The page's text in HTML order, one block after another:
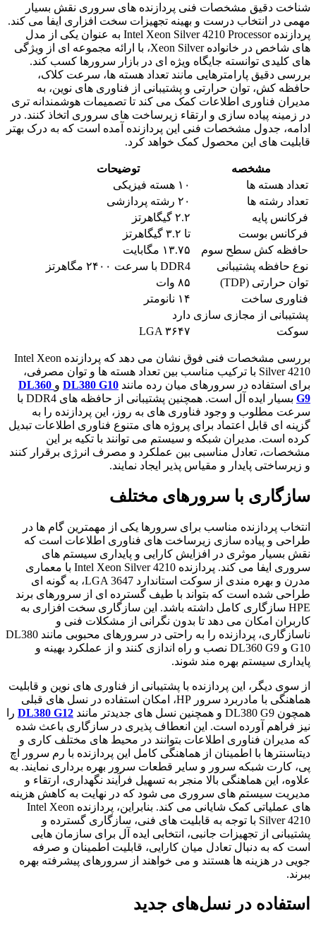
شناخت دقیق مشخصات فنی پردازنده های سروری نقش بسیار
مهمی در انتخاب درست و بهینه تجهیزات سخت افزاری ایفا می کند.
پردازنده Intel Xeon Silver 4210 Processor به عنوان یکی از مدل
های شاخص در خانواده Xeon Silver، با ارائه مجموعه ای از ویژگی
های کلیدی توانسته جایگاه ویژه ای در بازار سرورها کسب کند.
بررسی دقیق پارامترهایی مانند تعداد هسته ها، سرعت کلاک،
حافظه کش، توان حرارتی و پشتیبانی از فناوری های نوین، به
مدیران فناوری اطلاعات کمک می کند تا تصمیمات هوشمندانه تری
در زمینه پیاده سازی و ارتقاء زیرساخت های سروری اتخاذ کنند. در
ادامه، جدول مشخصات فنی این پردازنده آمده است که به درک بهتر
قابلیت های این محصول کمک خواهد کرد.
مشخصه
توضیحات
تعداد هسته ها
۱۰ هسته فیزیکی
تعداد رشته ها
۲۰ رشته پردازشی
فرکانس پایه
۲.۲ گیگاهرتز
فرکانس بوست
تا ۳.۲ گیگاهرتز
حافظه کش سطح سوم
۱۳.۷۵ مگابایت
نوع حافظه پشتیبانی
DDR4 با سرعت ۲۴۰۰ مگاهرتز
توان حرارتی (TDP)
۸۵ وات
فناوری ساخت
۱۴ نانومتر
پشتیبانی از مجازی سازی دارد
سوکت
LGA ۳۶۴۷
بررسی مشخصات فنی فوق نشان می دهد که پردازنده Intel Xeon
Silver 4210 با ترکیب مناسب بین تعداد هسته ها و توان مصرفی،
برای استفاده در سرورهای میان رده مانند DL380 G10 و DL360
G9
بسیار ایده آل است. همچنین پشتیبانی از حافظه های DDR4 با
سرعت مطلوب و وجود فناوری های به روز، این پردازنده را به
گزینه ای قابل اعتماد برای پروژه های متنوع فناوری اطلاعات تبدیل
کرده است. مدیران شبکه و سیستم می توانند با تکیه بر این
مشخصات، تعادل مناسبی بین عملکرد و مصرف انرژی برقرار کنند
و زیرساختی پایدار و مقیاس پذیر ایجاد نمایند.
سازگاری با سرورهای مختلف
انتخاب پردازنده مناسب برای سرورها یکی از مهمترین گام ها در
طراحی و پیاده سازی زیرساخت های فناوری اطلاعات است که
نقش بسیار موثری در افزایش کارایی و پایداری سیستم های
سروری ایفا می کند. پردازنده Intel Xeon Silver 4210 با معماری
مدرن و بهره مندی از سوکت استاندارد LGA 3647، به گونه ای
طراحی شده است که بتواند با طیف گسترده ای از سرورهای برند
HPE سازگاری کامل داشته باشد. این سازگاری سخت افزاری به
کاربران امکان می دهد تا بدون نگرانی از مشکلات فنی و
ناسازگاری، پردازنده را به راحتی در سرورهای محبوبی مانند DL380
G10 و DL360 G9 نصب و راه اندازی کنند و از عملکرد بهینه و
پایداری سیستم بهره مند شوند.
از سوی دیگر، این پردازنده با پشتیبانی از فناوری های نوین و قابلیت
هماهنگی با مادربرد سرور HP، امکان استفاده در نسل های قبلی
همچون DL380 G9 و همچنین نسل های جدیدتر مانند
DL380 G12 را
نیز فراهم آورده است. این انعطاف پذیری در سازگاری باعث شده
که مدیران فناوری اطلاعات بتوانند در محیط های مختلف کاری و
دیتاسنترها با اطمینان از هماهنگی کامل این پردازنده با رم سرور اچ
پی، کارت شبکه سرور و سایر قطعات سرور بهره برداری نمایند. به
علاوه، این هماهنگی بالا منجر به تسهیل فرآیند نگهداری، ارتقاء و
مدیریت سیستم های سروری می شود که در نهایت به کاهش هزینه
های عملیاتی کمک شایانی می کند. بنابراین، پردازنده Intel Xeon
Silver 4210 با توجه به قابلیت های فنی، سازگاری گسترده و
پشتیبانی از تجهیزات جانبی، انتخابی ایده آل برای سازمان هایی
است که به دنبال تعادل میان کارایی، قابلیت اطمینان و صرفه
جویی در هزینه ها هستند و می خواهند از سرورهای پیشرفته بهره
ببرند.
استفاده در نسل‌های جدید